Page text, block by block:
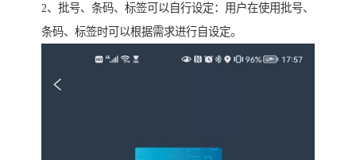
2、批号、条码、标签可以自行设定：用户在使用批号、
条码、标签时可以根据需求进行自设定。